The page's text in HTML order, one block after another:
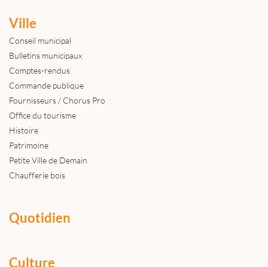
Ville
Conseil municipal
Bulletins municipaux
Comptes-rendus
Commande publique
Fournisseurs / Chorus Pro
Office du tourisme
Histoire
Patrimoine
Petite Ville de Demain
Chaufferie bois
Quotidien
Culture